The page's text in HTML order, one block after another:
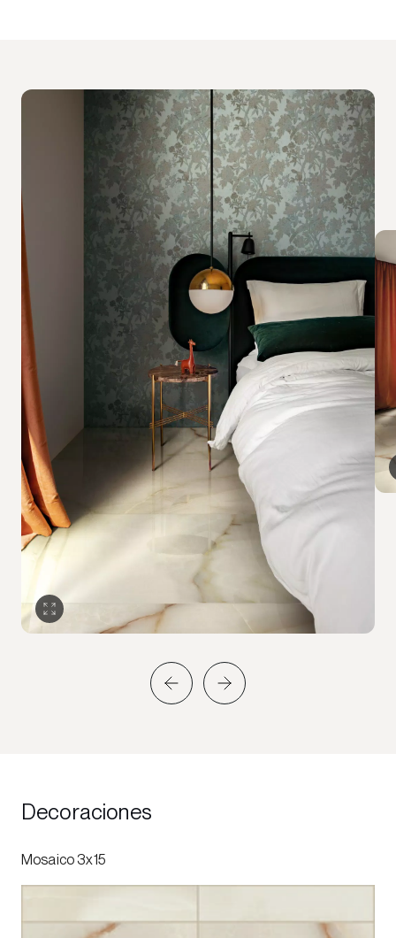
Decoraciones
Mosaico 3x15